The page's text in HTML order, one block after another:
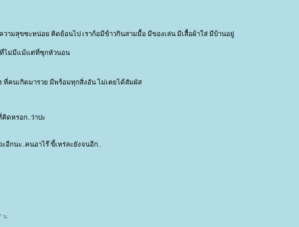
วามสุขซะหน่อย คิดย้อนไป เราก้อมีข้าวกินสามมื้อ มีของเล่น มีเสื้อผ้าใส่ มีบ้านอยู่
ไม่มีแม้แต่ที่ซุกหัวนอน
ที่คนเกิดมารวย มีพร้อมทุกสิ่งอัน ไม่เคยได้สัมผัส
คิดหรอก..ว่าปะ
อีกนะ..คนอาไร๊ ขี้เหร่ละยังจนอีก..
น.